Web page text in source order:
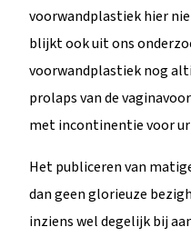
voorwandplastiek hier
blijkt ook uit ons
voorwandplastiek nog
prolaps van de
met incontinentie voor
Het publiceren van
dan geen glorieuze
inziens wel degelijk bij